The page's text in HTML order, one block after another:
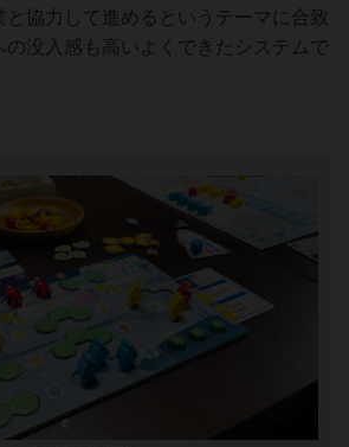
と協力して進めるというテーマに合致
の没入感も高いよくできたシステムで